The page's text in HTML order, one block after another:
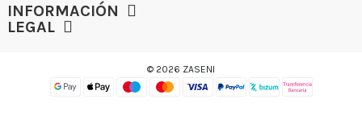
INFORMACIÓN
LEGAL
© 2026 ZASENI